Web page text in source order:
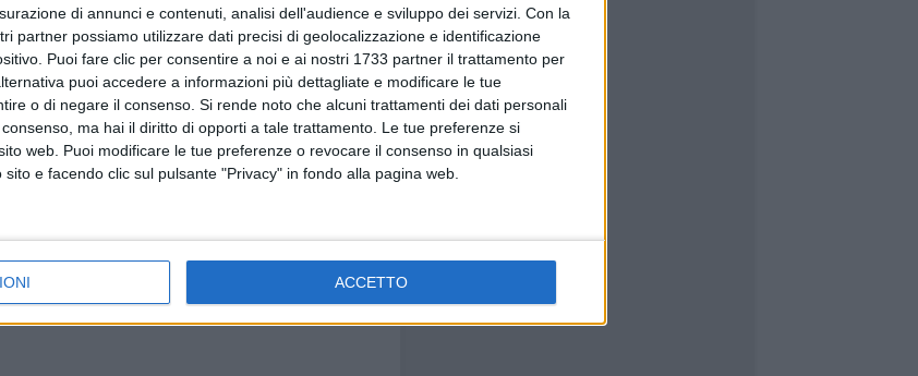
di annunci e contenuti, analisi dell'audience e sviluppo dei servizi. Con la
partner possiamo utilizzare dati precisi di geolocalizzazione e identificazione
Puoi fare clic per consentire a noi e ai nostri 1733 partner il trattamento per
puoi accedere a informazioni più dettagliate e modificare le tue
o di negare il consenso. Si rende noto che alcuni trattamenti dei dati personali
ma hai il diritto di opporti a tale trattamento. Le tue preferenze si
web. Puoi modificare le tue preferenze o revocare il consenso in qualsiasi
e facendo clic sul pulsante "Privacy" in fondo alla pagina web.
ACCETTO
di Bisceglie. Non si rilevano al momento
7 AGOSTO 2026
Festa patronale, il programma